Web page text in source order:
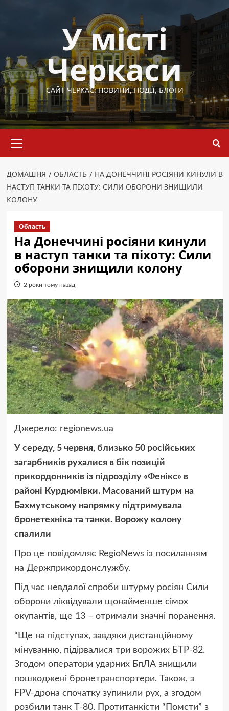
У місті
Черкаси
САЙТ ЧЕРКАС: НОВИНИ, ПОДІЇ, БЛОГИ
меню
ДОМАШНЯ ОБЛАСТЬ
НА ДОНЕЧЧИНІ РОСІЯНИ КИНУЛИ В
НАСТУП ТАНКИ ТА ПІХОТУ: СИЛИ ОБОРОНИ ЗНИЩИЛИ
КОЛОНУ
Область
На Донеччині росіяни кинули
в наступ танки та піхоту: Сили
оборони знищили колону
2 роки тому назад
Джерело: regionews.ua
У середу, 5 червня, близько 50 російських
загарбників рухалися в бік позицій
прикордонників із підрозділу «Фенікс» в
районі Курдюмівки. Масований штурм на
Бахмутському напрямку підтримувала
бронетехніка та танки. Ворожу колону
спалили
Про це повідомляє RegioNews із посиланням
на Держприкордонслужбу.
Під час невдалої спроби штурму росіян Сили
оборони ліквідували щонайменше сімох
окупантів, ще 13 – отримали значні поранення.
“ Ще на підступах, завдяки дистанційному
мінуванню, підірвалися три ворожих БТР-82.
Згодом оператори ударних БпЛА знищили
пошкоджені бронетранспортери. Також, з
FPV-дрона спочатку зупинили рух, а згодом
розбили танк Т-80. Протитанкісти “Помсти” з